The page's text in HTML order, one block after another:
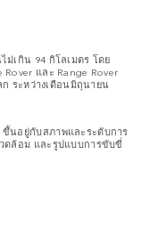
ม่เกิน 94 กิโลเมตร โดย
และ Range Rover
ระหว่างเดือนมิถุนายน
ขึ้นอยู่กับสภาพและระดับการ
ดล้อม และรูปแบบการขับขี่